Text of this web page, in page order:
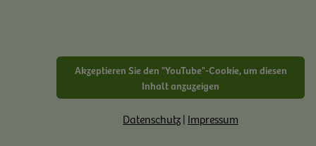
Akzeptieren Sie den "YouTube"-Cookie, um diesen
Inhalt anzuzeigen
Datenschutz| Impressum